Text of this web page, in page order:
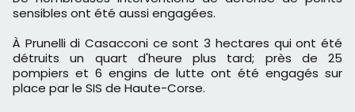
sensibles ont été aussi engagées.
À Prunelli di Casacconi ce sont 3 hectares qui ont été
détruits un quart d'heure plus tard; près de 25
pompiers et 6 engins de lutte ont été engagés sur
place par le SIS de Haute-Corse.